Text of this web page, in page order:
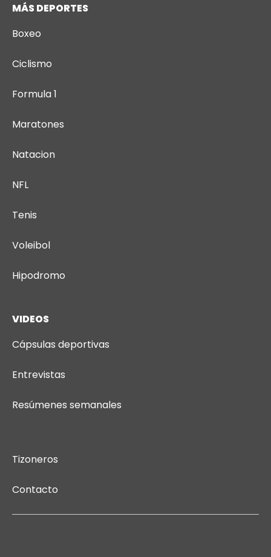
MÁS DEPORTES
Boxeo
Ciclismo
Formula 1
Maratones
Natacion
NFL
Tenis
Voleibol
Hipodromo
VIDEOS
Cápsulas deportivas
Entrevistas
Resúmenes semanales
Tizoneros
Contacto